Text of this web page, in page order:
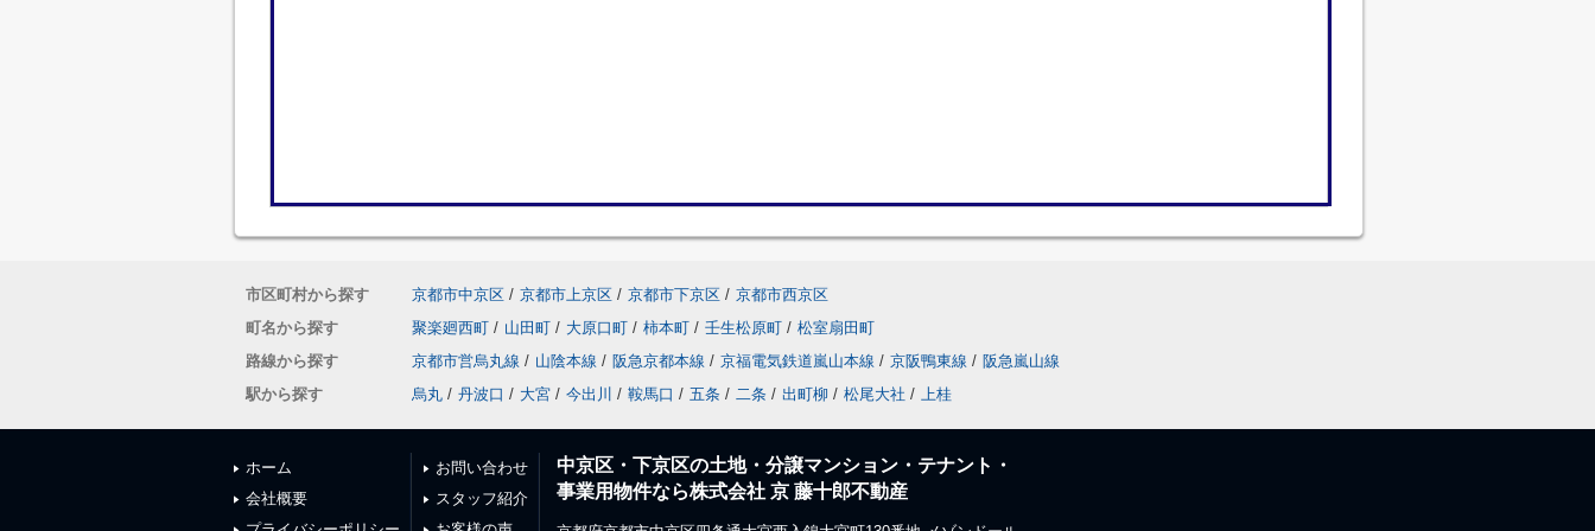
市区町村から探す 京都市中京区 / 京都市上京区 / 京都市下京区 / 京都市西京区
町名から探す
聚楽廻西町 / 山田町 / 大原口町 / 柿本町 / 壬生松原町 / 松室扇田町
路線から探す
京都市営烏丸線 / 山陰本線 / 阪急京都本線 / 京福電気鉄道嵐山本線 / 京阪鴨東線 / 阪急嵐山線
駅から探す
烏丸 / 丹波口 / 大宮 / 今出川 / 鞍馬口 / 五条 / 二条 / 出町柳 / 松尾大社 / 上桂
ホーム
会社概要
お問い合わせ
スタッフ紹介
中京区・下京区の土地・分譲マンション・テナント・
事業用物件なら株式会社 京 藤十郎不動産